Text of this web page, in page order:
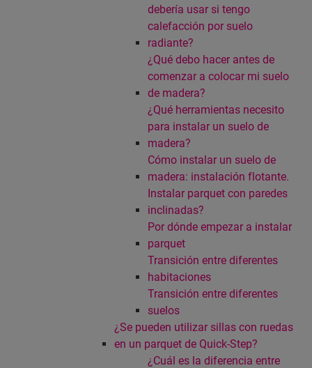
debería usar si tengo
calefacción por suelo
radiante?
¿Qué debo hacer antes de
comenzar a colocar mi suelo
de madera?
¿Qué herramientas necesito
para instalar un suelo de
madera?
Cómo instalar un suelo de
madera: instalación flotante.
Instalar parquet con paredes
inclinadas?
Por dónde empezar a instalar
parquet
Transición entre diferentes
habitaciones
Transición entre diferentes
suelos
¿Se pueden utilizar sillas con ruedas
en un parquet de Quick-Step?
¿Cuál es la diferencia entre